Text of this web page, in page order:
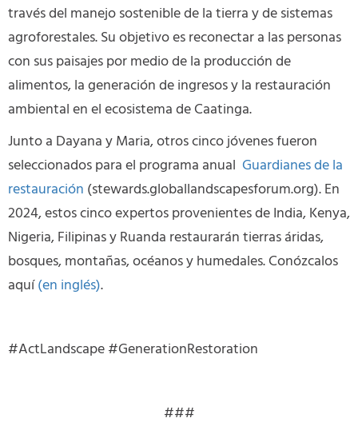
través del manejo sostenible de la tierra y de sistemas
agroforestales. Su objetivo es reconectar a las personas
con sus paisajes por medio de la producción de
alimentos, la generación de ingresos y la restauración
ambiental en el ecosistema de Caatinga.
Junto a Dayana y Maria, otros cinco jóvenes fueron
seleccionados para el programa anual Guardianes de la
restauración (stewards.globallandscapesforum.org). En
2024, estos cinco expertos provenientes de India, Kenya,
Nigeria, Filipinas y Ruanda restaurarán tierras áridas,
bosques, montañas, océanos y humedales. Conózcalos
aquí(en inglés).
#ActLandscape #GenerationRestoration
###